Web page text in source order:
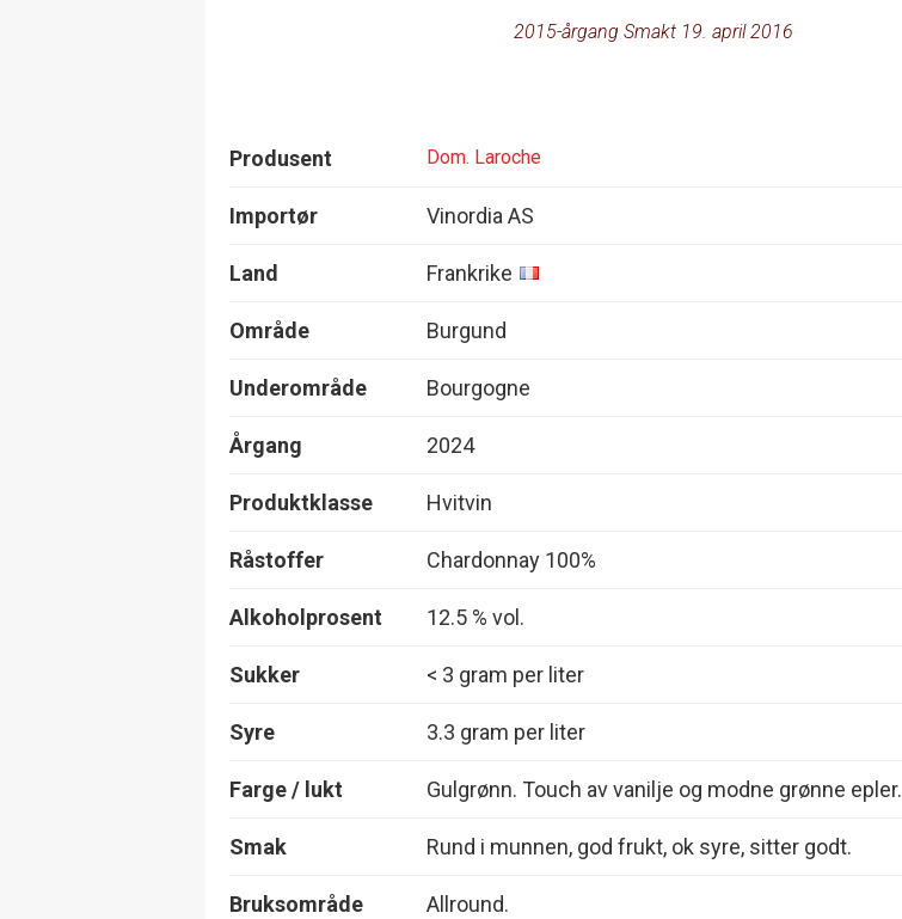
2015-årgang Smakt 19. april 2016
Produsent Dom. Laroche
Importør Vinordia AS
Land Frankrike
Område Burgund
Underområde Bourgogne
Årgang 2024
Produktklasse Hvitvin
Råstoffer Chardonnay 100%
Alkoholprosent 12.5 % vol.
Sukker < 3 gram per liter
Syre 3.3 gram per liter
Farge / lukt Gulgrønn. Touch av vanilje og modne grønne epler.
Smak Rund i munnen, god frukt, ok syre, sitter godt.
Bruksområde Allround.